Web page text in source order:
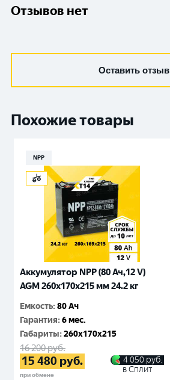
Отзывов нет
Оставить отзыв
Похожие товары
NPP
Аккумулятор NPP (80 Ач,12 V)
AGM 260x170x215 мм 24.2 кг
Емкость:80 Ач
Гарантия:6 мес.
Габариты:260x170x215
16 200руб.
15 480 руб.
при обмене
4 050 руб.
в Сплит